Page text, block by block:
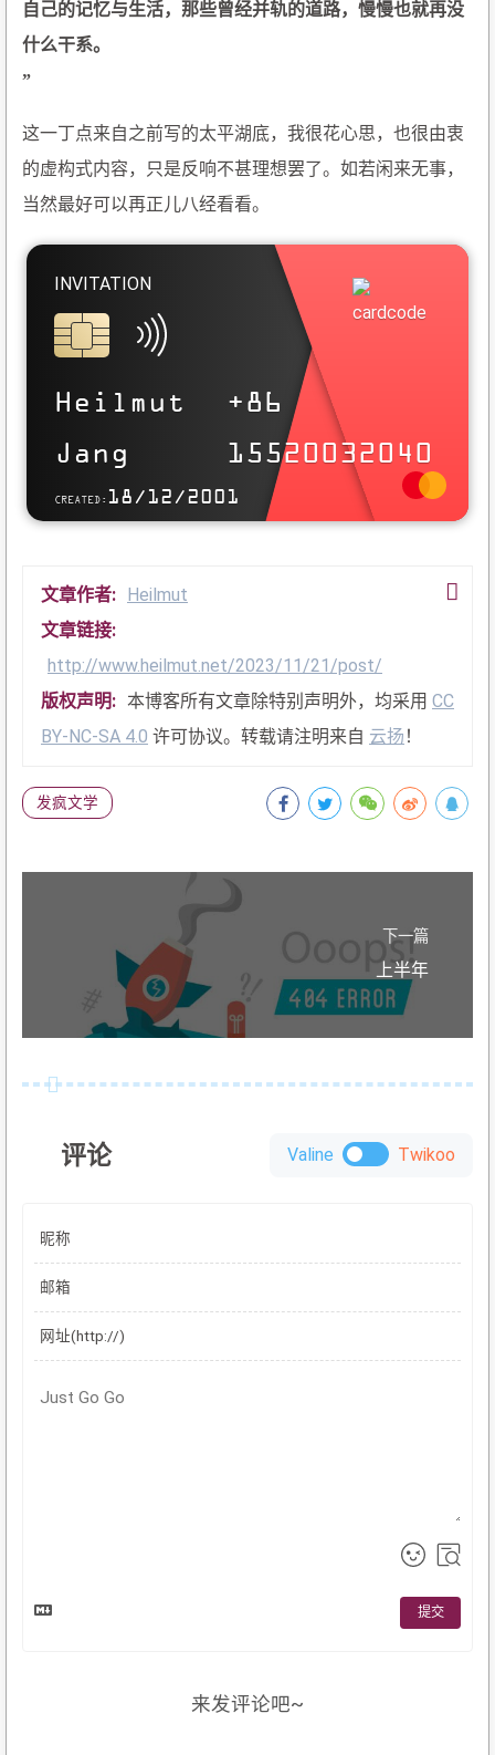
自己的记忆与生活，那些曾经并轨的道路，慢慢也就再没
什么干系。
”
这一丁点来自之前写的太平湖底，我很花心思，也很由衷
的虚构式内容，只是反响不甚理想罢了。如若闲来无事，
当然最好可以再正儿八经看看。
INVITATION
Heilmut
Jang
+86
15520032040
CREATED: 18/12/2001
REFERENCE
Der Erfolg und das Leben von Heilmut
势如彍弩，节如发机 .
狂者进取，狷者有所不为 .
文章作者: Heilmut
文章链接:
http://www.heilmut.net/2023/11/21/post/
版权声明: 本博客所有文章除特别声明外，均采用 CC
BY-NC-SA 4.0 许可协议。转载请注明来自 云扬 ！
发疯文学
下一篇
上半年
评论 Valine Twikoo
提交
来发评论吧~